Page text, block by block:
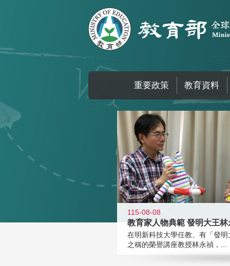
重要政策 教育資料
:::
115-08-08
在明新科技大學任教、有「發明
之稱的榮譽講座教授林永禎，...